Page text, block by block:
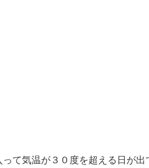
て気温が３０度を超える日が出